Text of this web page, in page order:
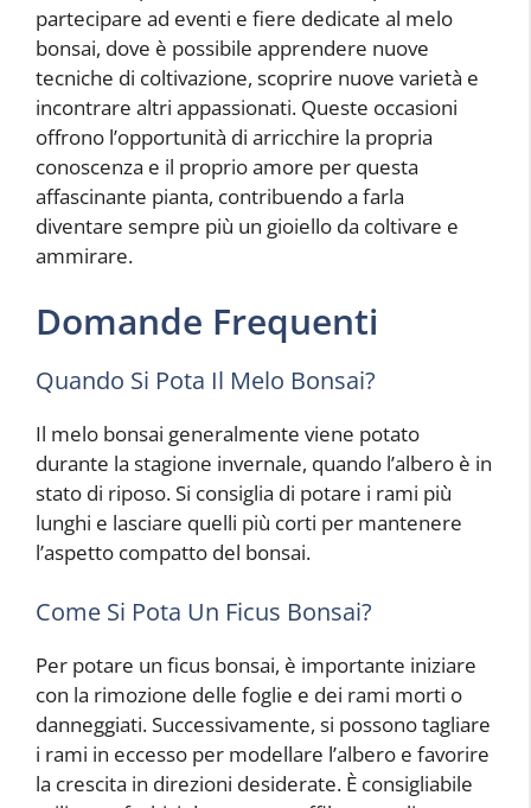
partecipare ad eventi e fiere dedicate al melo
bonsai, dove è possibile apprendere nuove
tecniche di coltivazione, scoprire nuove varietà e
incontrare altri appassionati. Queste occasioni
offrono l’opportunità di arricchire la propria
conoscenza e il proprio amore per questa
affascinante pianta, contribuendo a farla
diventare sempre più un gioiello da coltivare e
ammirare.
Domande Frequenti
Quando Si Pota Il Melo Bonsai?
Il melo bonsai generalmente viene potato
durante la stagione invernale, quando l’albero è in
stato di riposo. Si consiglia di potare i rami più
lunghi e lasciare quelli più corti per mantenere
l’aspetto compatto del bonsai.
Come Si Pota Un Ficus Bonsai?
Per potare un ficus bonsai, è importante iniziare
con la rimozione delle foglie e dei rami morti o
danneggiati. Successivamente, si possono tagliare
i rami in eccesso per modellare l’albero e favorire
la crescita in direzioni desiderate. È consigliabile